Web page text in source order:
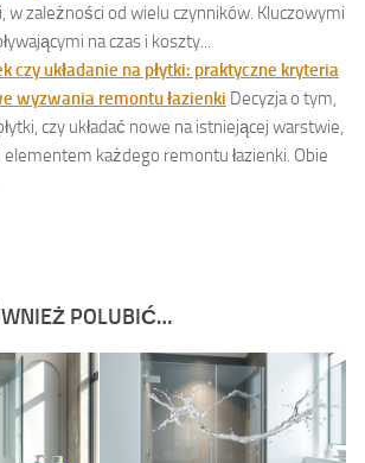
w zależności od wielu czynników. Kluczowymi
na czas i koszty...
czy układanie na płytki: praktyczne kryteria
wyzwania remontu łazienki Decyzja o tym,
czy układać nowe na istniejącej warstwie,
każdego remontu łazienki. Obie
POLUBIĆ…